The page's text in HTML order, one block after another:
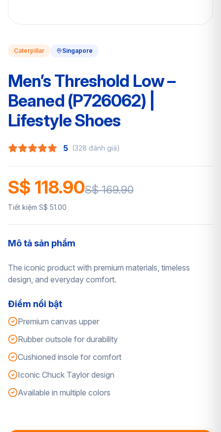
Caterpillar Singapore
Men’s Threshold Low –
Beaned (P726062) |
Lifestyle Shoes
5 (328 đánh giá)
S$ 118.90S$ 169.90
Tiết kiệm S$ 51.00
Mô tả sản phẩm
The iconic product with premium materials, timeless
design, and everyday comfort.
Điểm nổi bật
Premium canvas upper
Rubber outsole for durability
Cushioned insole for comfort
Iconic Chuck Taylor design
Available in multiple colors